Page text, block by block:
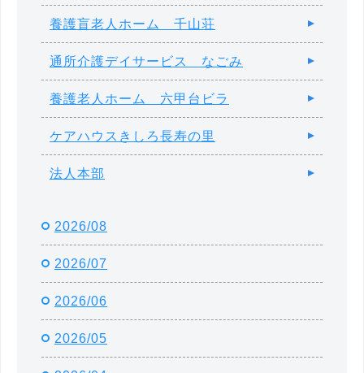
養護盲老人ホーム 千山荘
通所介護デイサービス なごみ
養護老人ホーム 六甲台ビラ
ケアハウスきしろ長寿の里
法人本部
2026/08
2026/07
2026/06
2026/05